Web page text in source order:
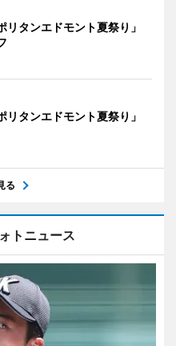
リタンエドモント夏祭り」
リタンエドモント夏祭り」
る
トニュース